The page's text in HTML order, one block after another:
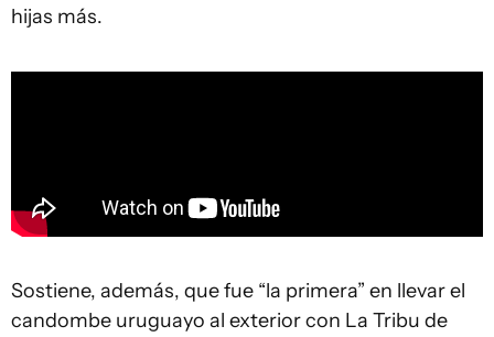
hijas más.
Sostiene, además, que fue “la primera” en llevar el
candombe uruguayo al exterior con La Tribu de